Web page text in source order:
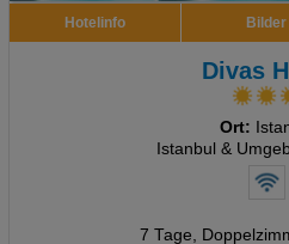
Hotelinfo Bilder
Divas
Ort:
Istanbul &
7 Tage,